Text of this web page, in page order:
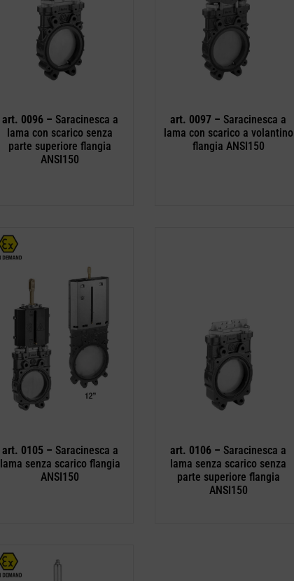
art. 0096 – Saracinesca a
lama con scarico senza
parte superiore flangia
ANSI150
art. 0097 – Saracinesca a
lama con scarico a volantino
flangia ANSI150
art. 0105 – Saracinesca a
lama senza scarico flangia
ANSI150
art. 0106 – Saracinesca a
lama senza scarico senza
parte superiore flangia
ANSI150